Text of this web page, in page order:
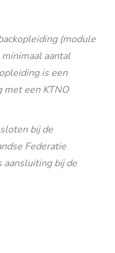
(module
aantal
is een
een KTNO
bij de
Federatie
aansluiting bij de